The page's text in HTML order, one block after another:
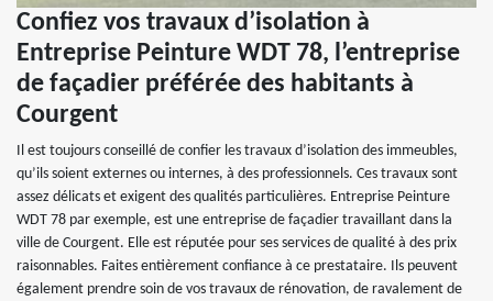
Confiez vos travaux d’isolation à
Entreprise Peinture WDT 78, l’entreprise
de façadier préférée des habitants à
Courgent
Il est toujours conseillé de confier les travaux d’isolation des immeubles,
qu’ils soient externes ou internes, à des professionnels. Ces travaux sont
assez délicats et exigent des qualités particulières. Entreprise Peinture
WDT 78 par exemple, est une entreprise de façadier travaillant dans la
ville de Courgent. Elle est réputée pour ses services de qualité à des prix
raisonnables. Faites entièrement confiance à ce prestataire. Ils peuvent
également prendre soin de vos travaux de rénovation, de ravalement de